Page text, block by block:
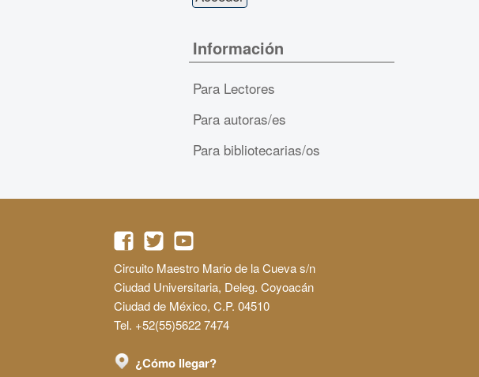
Información
Para Lectores
Para autoras/es
Para bibliotecarias/os
Circuito Maestro Mario de la Cueva s/n
Ciudad Universitaria, Deleg. Coyoacán
Ciudad de México, C.P. 04510
Tel. +52(55)5622 7474
¿Cómo llegar?